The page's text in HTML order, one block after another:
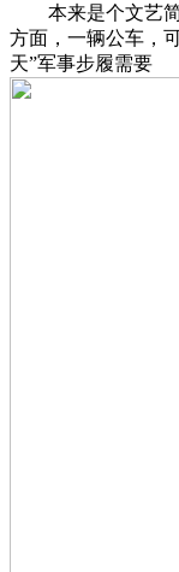
本来是个文艺简
方面，一辆公车，
天”军事步履需要